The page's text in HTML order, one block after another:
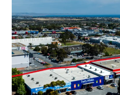
Drakes Semaphore
16-24 Semaphore Road,
2271 m²
Minorista